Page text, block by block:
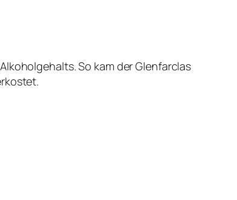
So kam der Glenfarclas